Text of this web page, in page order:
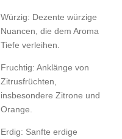
Würzig: Dezente würzige
Nuancen, die dem Aroma
Tiefe verleihen.
Fruchtig: Anklänge von
Zitrusfrüchten,
insbesondere Zitrone und
Orange.
Erdig: Sanfte erdige